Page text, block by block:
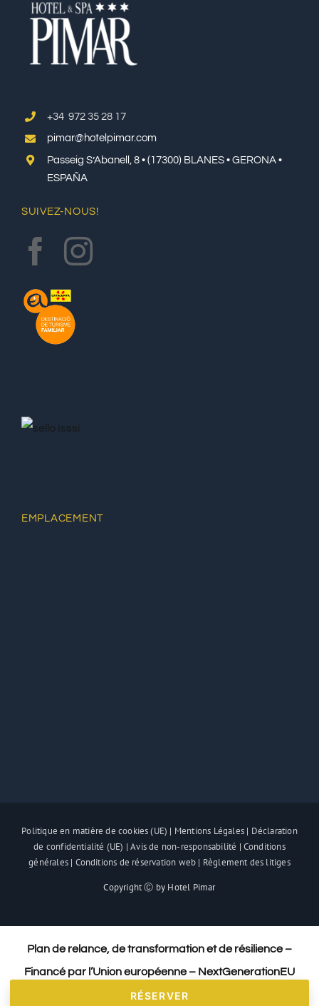
+34 972 35 28 17
pimar@hotelpimar.com
Passeig S’Abanell, 8 • (17300) BLANES • GERONA •
ESPAÑA
SUIVEZ-NOUS!
EMPLACEMENT
Politique en matière de cookies (UE) | Mentions Légales | Déclaration
de confidentialité (UE) |Avis de non-responsabilité | Conditions
générales| Conditions de réservation web | Règlement des litiges
Copyright Ⓒ by Hotel Pimar
Plan de relance, de transformation et de résilience –
Financé par l’Union européenne – NextGenerationEU